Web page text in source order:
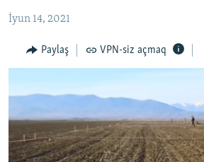
Axtarışa
keçFƏRQƏ BAX
QANUNI DOĞRU
FOTOQALEREYA
RADIO ARXIV
OXU ZALI
HAQQIMIZDA
İyun 14, 2021
Paylaş VPN-siz açmaq